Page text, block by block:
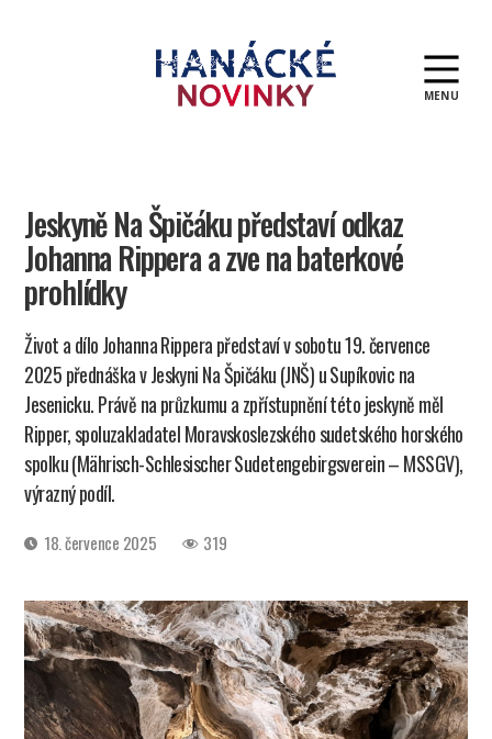
MENU
Jeskyně Na Špičáku představí odkaz
Johanna Rippera a zve na baterkové
prohlídky
Život a dílo Johanna Rippera představí v sobotu 19. července
2025 přednáška v Jeskyni Na Špičáku (JNŠ) u Supíkovic na
Jesenicku. Právě na průzkumu a zpřístupnění této jeskyně měl
Ripper, spoluzakladatel Moravskoslezského sudetského horského
spolku (Mährisch-Schlesischer Sudetengebirgsverein – MSSGV),
výrazný podíl.
Datum18. července 2025 319